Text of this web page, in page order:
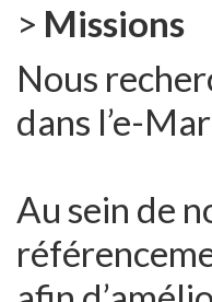
> Missions
Nous
dans l’e-
Au sein de